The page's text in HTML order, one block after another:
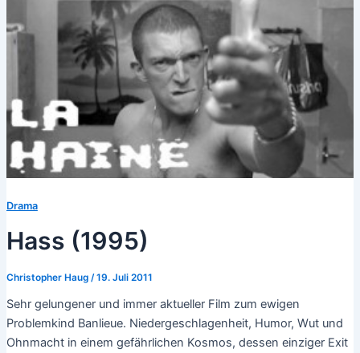
Drama
Hass (1995)
Christopher Haug /19. Juli 2011
Sehr gelungener und immer aktueller Film zum ewigen
Problemkind Banlieue. Niedergeschlagenheit, Humor, Wut und
Ohnmacht in einem gefährlichen Kosmos, dessen einziger Exit